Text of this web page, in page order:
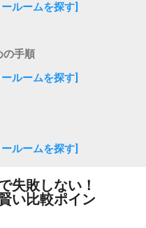
ルームを探す]
の手順
ルームを探す]
ルームを探す]
失敗しない！
い比較ポイン